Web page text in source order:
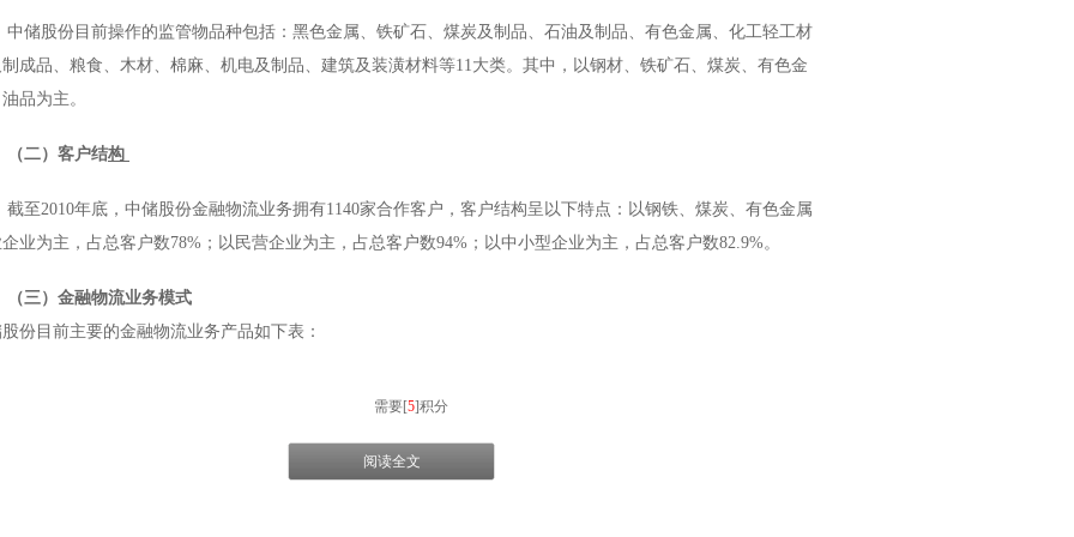
中储股份目前操作的监管物品种包括：黑色金属、铁矿石、煤炭及制品、石油及制品、有色金属、化工轻工材
成品、粮食、木材、棉麻、机电及制品、建筑及装潢材料等11大类。其中，以钢材、铁矿石、煤炭、有色金
品为主。
（二）客户结构
截至2010年底，中储股份金融物流业务拥有1140家合作客户，客户结构呈以下特点：以钢铁、煤炭、有色金属
业为主，占总客户数78%；以民营企业为主，占总客户数94%；以中小型企业为主，占总客户数82.9%。
（三）金融物流业务模式
份目前主要的金融物流业务产品如下表：
需要[5]积分
阅读全文